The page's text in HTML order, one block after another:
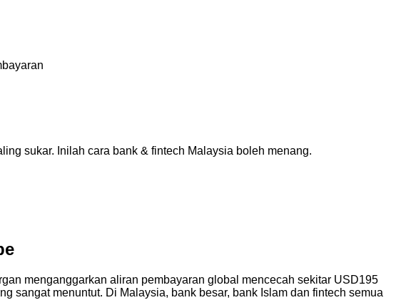
sukar. Inilah cara bank & fintech Malaysia boleh menang.
menganggarkan aliran pembayaran global mencecah sekitar USD195
sangat menuntut. Di Malaysia, bank besar, bank Islam dan fintech semua